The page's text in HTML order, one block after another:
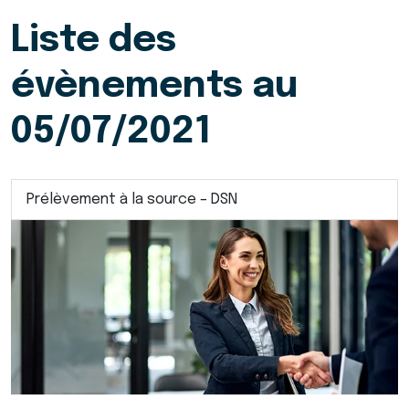
Liste des
évènements au
05/07/2021
Prélèvement à la source – DSN